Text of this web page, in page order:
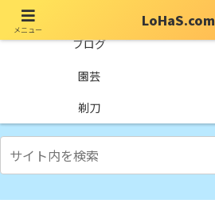
ブログ
園芸
剃刀
メニュー
LoHaS.com